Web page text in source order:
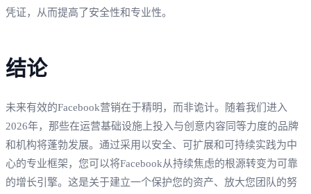
凭证，从而提高了安全性和专业性。
结论
未来有效的Facebook营销在于精明，而非诡计。随着我们进入
2026年，那些在运营基础设施上投入与创意内容同等力度的品牌
和机构将蓬勃发展。通过采用以安全、可扩展和可持续实践为中
心的专业框架，您可以将Facebook从持续焦虑的根源转变为可靠
的增长引擎。这是关于建立一个保护您的资产、放大您团队的努